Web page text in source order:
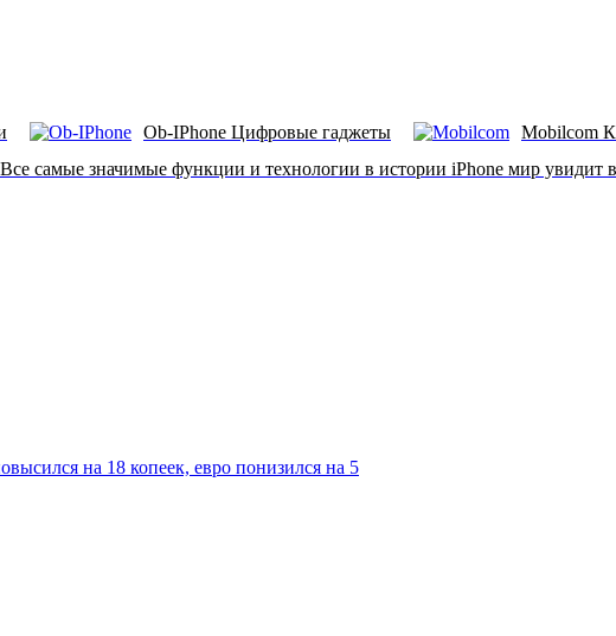
Ob-IPhone Цифровые гаджеты
Mobilcom
самые значимые функции и технологии в истории iPhone мир увидит
на 18 копеек, евро понизился на 5